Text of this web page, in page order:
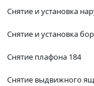
Снятие и установка
Снятие и установка
Снятие плафона 184
Снятие выдвижного